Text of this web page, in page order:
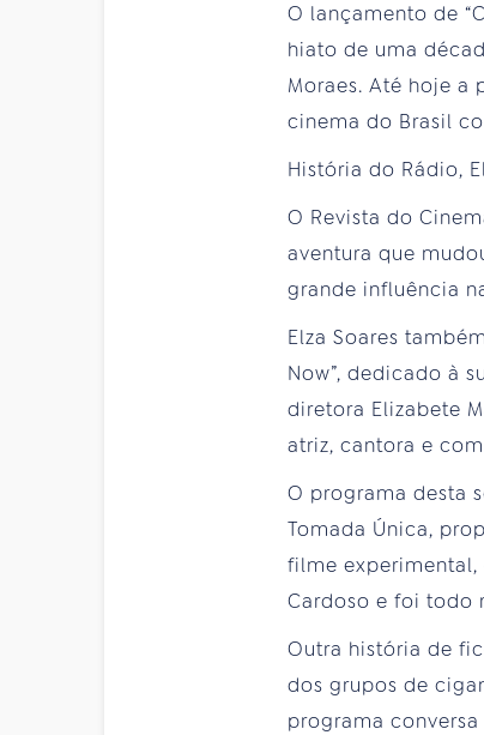
O lançamento de
hiato de uma
Moraes. Até hoje a
cinema do Brasil
História do Rádio,
O Revista do
aventura que
grande influência
Elza Soares
Now”, dedicado à
diretora Elizabete
atriz, cantora e
O programa desta
Tomada Única,
filme
Cardoso e foi todo
Outra história de
dos grupos de
programa